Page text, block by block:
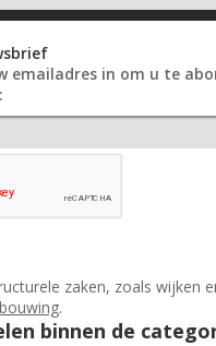
emailadres in om u te
zaken, zoals wijken
.
binnen de